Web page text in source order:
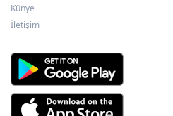
Künye
İletişim